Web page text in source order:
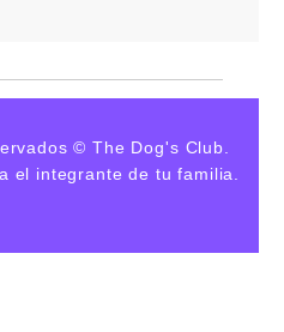
© The Dog's Club.
el integrante de tu familia.